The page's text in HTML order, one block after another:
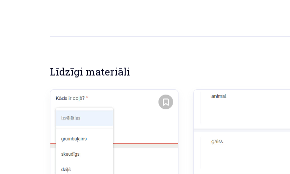
Līdzīgi materiāli